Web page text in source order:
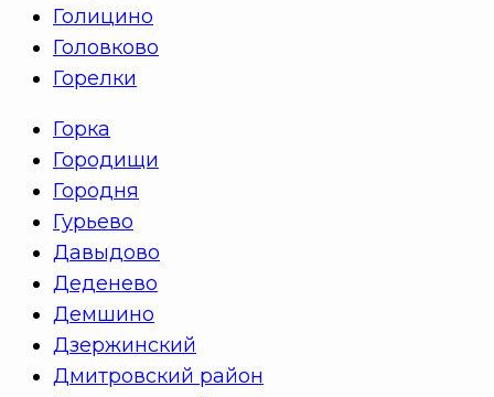
Голицино
Головково
Горелки
Горка
Городищи
Городня
Гурьево
Давыдово
Деденево
Демшино
Дзержинский
Дмитровский район